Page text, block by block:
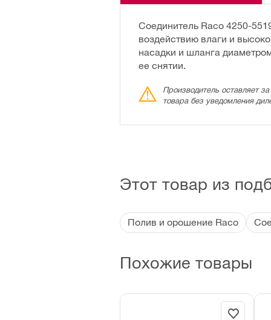
Соединитель Raco 4250-
воздействию влаги и
насадки и шланга
ее снятии.
Производитель оставляет
товара без уведомления
Этот товар из
Полив и орошение Raco
Похожие товары